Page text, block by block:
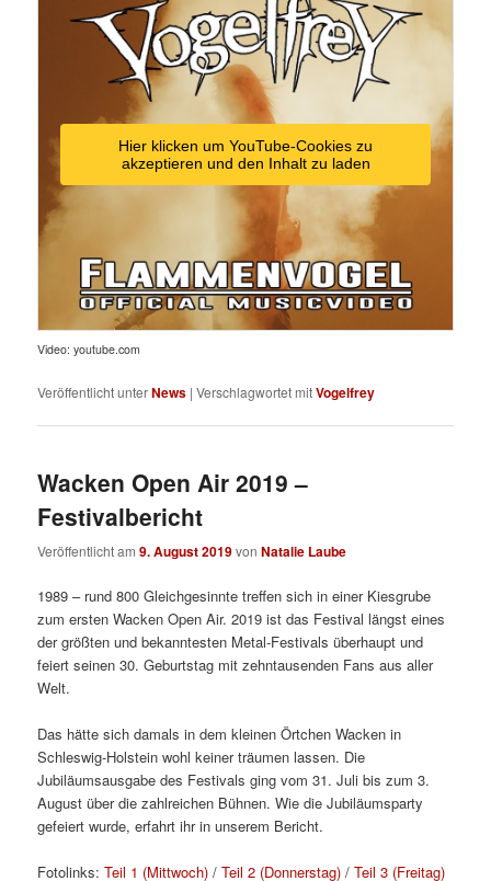
Hier klicken um YouTube-Cookies zu
akzeptieren und den Inhalt zu laden
Video: youtube.com
Veröffentlicht unterNews |Verschlagwortet mitVogelfrey
Wacken Open Air 2019 –
Festivalbericht
Veröffentlicht am9. August 2019vonNatalie Laube
1989 – rund 800 Gleichgesinnte treffen sich in einer Kiesgrube
zum ersten Wacken Open Air. 2019 ist das Festival längst eines
der größten und bekanntesten Metal-Festivals überhaupt und
feiert seinen 30. Geburtstag mit zehntausenden Fans aus aller
Welt.
Das hätte sich damals in dem kleinen Örtchen Wacken in
Schleswig-Holstein wohl keiner träumen lassen. Die
Jubiläumsausgabe des Festivals ging vom 31. Juli bis zum 3.
August über die zahlreichen Bühnen. Wie die Jubiläumsparty
gefeiert wurde, erfahrt ihr in unserem Bericht.
Fotolinks:Teil 1 (Mittwoch) /Teil 2 (Donnerstag) /Teil 3 (Freitag)